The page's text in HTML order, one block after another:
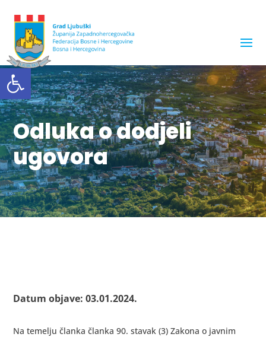
Odluka o dodjeli
ugovora
Datum objave: 03.01.2024.
Na temelju članka članka 90. stavak (3) Zakona o javnim
Open toolbar